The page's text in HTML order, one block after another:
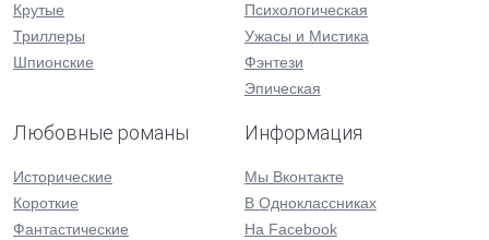
Крутые
Триллеры
Шпионские
Психологическая
Ужасы и Мистика
Фэнтези
Эпическая
Любовные романы
Исторические
Короткие
Фантастические
Информация
Мы Вконтакте
В Одноклассниках
На Facebook